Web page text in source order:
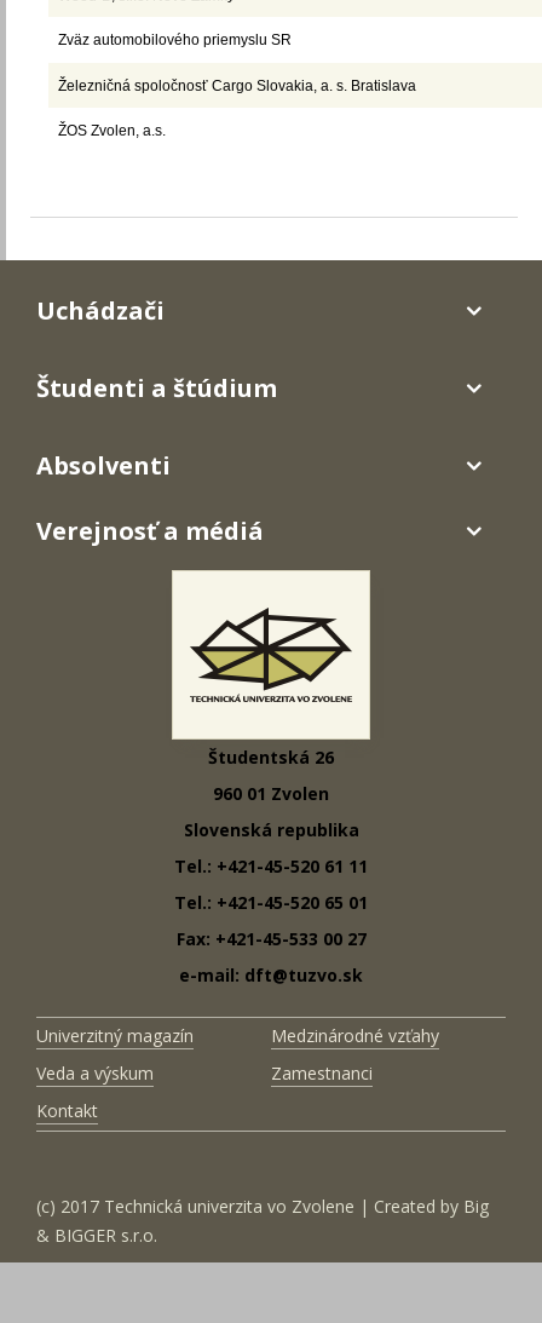
Zväz automobilového priemyslu SR
Železničná spoločnosť Cargo Slovakia, a. s. Bratislava
ŽOS Zvolen, a.s.
Študentská 26
960 01 Zvolen
Slovenská republika
Tel.: +421-45-520 61 11
Tel.: +421-45-520 65 01
Fax: +421-45-533 00 27
e-mail: dft@tuzvo.sk
Uchádzači
Študenti a štúdium
Absolventi
Verejnosť a médiá
Univerzitný magazín
Medzinárodné vzťahy
Veda a výskum
Zamestnanci
Kontakt
(c) 2017 Technická univerzita vo Zvolene | Created by Big
& BIGGER s.r.o.